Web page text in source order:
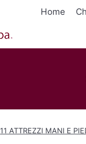
Home
11 ATTREZZI MANI E